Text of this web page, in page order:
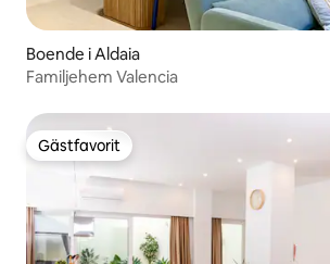
Boende i Aldaia
Familjehem Valencia
Gästfavorit
Gästfavorit